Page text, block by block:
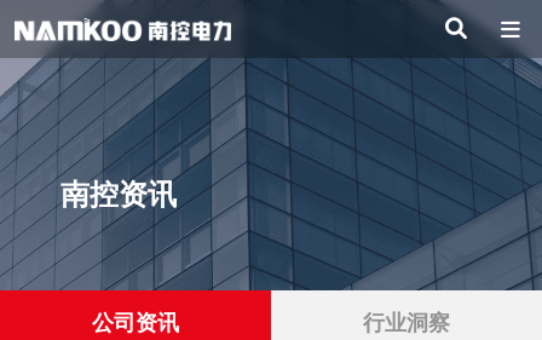
南控资讯
公司资讯 行业洞察